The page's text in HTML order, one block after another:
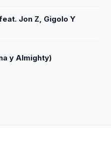
Jon Z, Gigolo Y
y Almighty)